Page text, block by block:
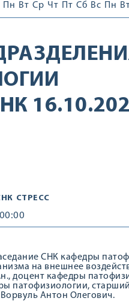
Пн Вт Ср Чт Пт Сб Вс Пн
СТРЕСС
СНК кафедры
на внешнее
доцент кафедры
патофизиологии,
Антон Олегович.